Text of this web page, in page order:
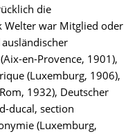
die
Welter war Mitglied oder
en-Provence, 1901),
(Luxemburg, 1906),
1932), Deutscher
ducal, section
(Luxemburg,